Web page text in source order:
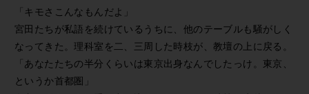
「キモさこんなもんだよ」
宮田たちが私語を続けているうちに、他のテーブルも騒がしく
なってきた。理科室を二、三周した時枝が、教壇の上に戻る。
「あなたたちの半分くらいは東京出身なんでしたっけ。東京、
というか首都圏」